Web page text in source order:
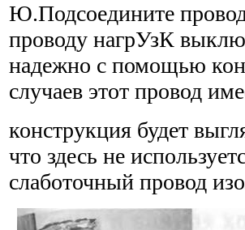
Ю.Подсоедините
проводу нагрУзК
надежно с помощью
случаев этот провод
конструкция будет
что здесь не
слаботочный провод